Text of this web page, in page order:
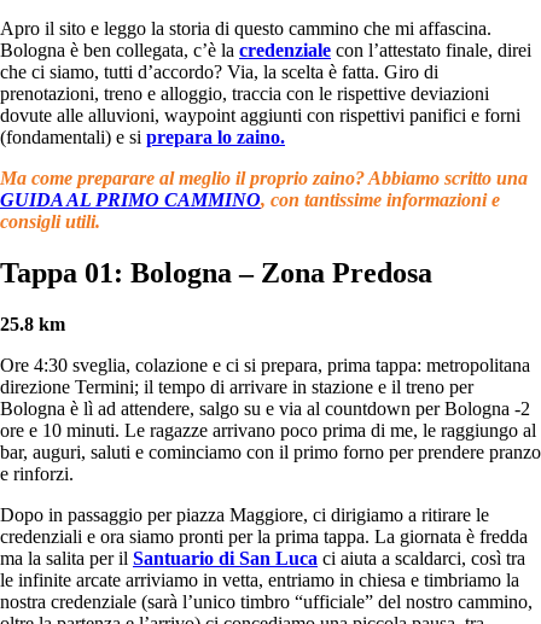
Apro il sito e leggo la storia di questo cammino che mi affascina.
Bologna è ben collegata, c’è la credenziale con l’attestato finale, direi
che ci siamo, tutti d’accordo? Via, la scelta è fatta. Giro di
prenotazioni, treno e alloggio, traccia con le rispettive deviazioni
dovute alle alluvioni, waypoint aggiunti con rispettivi panifici e forni
(fondamentali) e si prepara lo zaino.
Ma come preparare al meglio il proprio zaino? Abbiamo scritto una
GUIDA AL PRIMO CAMMINO, con tantissime informazioni e
consigli utili.
Tappa 01: Bologna – Zona Predosa
25.8 km
Ore 4:30 sveglia, colazione e ci si prepara, prima tappa: metropolitana
direzione Termini; il tempo di arrivare in stazione e il treno per
Bologna è lì ad attendere, salgo su e via al countdown per Bologna -2
ore e 10 minuti. Le ragazze arrivano poco prima di me, le raggiungo al
bar, auguri, saluti e cominciamo con il primo forno per prendere pranzo
e rinforzi.
Dopo in passaggio per piazza Maggiore, ci dirigiamo a ritirare le
credenziali e ora siamo pronti per la prima tappa. La giornata è fredda
ma la salita per il Santuario di San Luca ci aiuta a scaldarci, così tra
le infinite arcate arriviamo in vetta, entriamo in chiesa e timbriamo la
nostra credenziale (sarà l’unico timbro “ufficiale” del nostro cammino,